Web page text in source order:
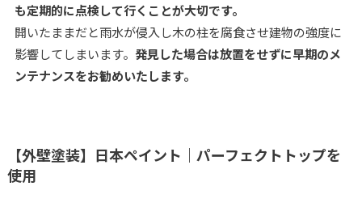
も定期的に点検して行くことが大切です。
開いたままだと雨水が侵入し木の柱を腐食させ建物の強度に
影響してしまいます。 発見した場合は放置をせずに早期のメ
ンテナンスをお勧めいたします。
【外壁塗装】日本ペイント｜パーフェクトトップを
使用